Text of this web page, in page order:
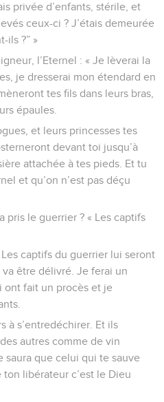
privée d’enfants, stérile, et
ceux-ci ? J’étais demeurée
ils ?” »
l’Eternel : « Je lèverai la
je dresserai mon étendard en
tes fils dans leurs bras,
épaules.
et leurs princesses tes
devant toi jusqu’à
attachée à tes pieds. Et tu
et qu’on n’est pas déçu
pris le guerrier ? « Les captifs
captifs du guerrier lui seront
va être délivré. Je ferai un
ont fait un procès et je
à s’entredéchirer. Et ils
autres comme de vin
saura que celui qui te sauve
ton libérateur c’est le Dieu